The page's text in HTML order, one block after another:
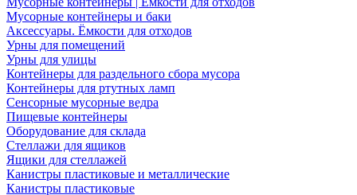
Мусорные контейнеры и баки
Аксессуары. Ёмкости для отходов
Урны для помещений
Урны для улицы
Контейнеры для раздельного сбора мусора
Контейнеры для ртутных ламп
Сенсорные мусорные ведра
Пищевые контейнеры
Оборудование для склада
Стеллажи для ящиков
Ящики для стеллажей
Канистры пластиковые и металлические
Канистры пластиковые